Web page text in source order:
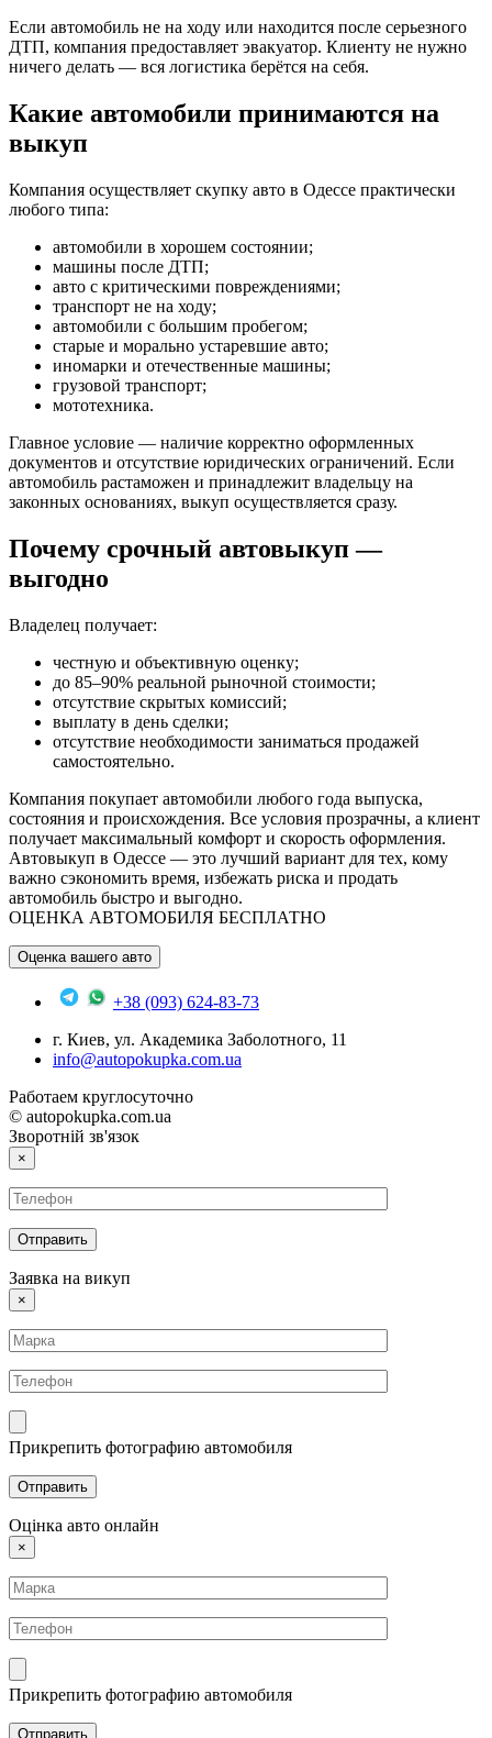
Если автомобиль не на ходу или находится после серьезного
ДТП, компания предоставляет эвакуатор. Клиенту не нужно
ничего делать — вся логистика берётся на себя.
Какие автомобили принимаются на
выкуп
Компания осуществляет скупку авто в Одессе практически
любого типа:
автомобили в хорошем состоянии;
машины после ДТП;
авто с критическими повреждениями;
транспорт не на ходу;
автомобили с большим пробегом;
старые и морально устаревшие авто;
иномарки и отечественные машины;
грузовой транспорт;
мототехника.
Главное условие — наличие корректно оформленных
документов и отсутствие юридических ограничений. Если
автомобиль растаможен и принадлежит владельцу на
законных основаниях, выкуп осуществляется сразу.
Почему срочный автовыкуп —
выгодно
Владелец получает:
честную и объективную оценку;
до 85–90% реальной рыночной стоимости;
отсутствие скрытых комиссий;
выплату в день сделки;
отсутствие необходимости заниматься продажей
самостоятельно.
Компания покупает автомобили любого года выпуска,
состояния и происхождения. Все условия прозрачны, а клиент
получает максимальный комфорт и скорость оформления.
Автовыкуп в Одессе — это лучший вариант для тех, кому
важно сэкономить время, избежать риска и продать
автомобиль быстро и выгодно.
ОЦЕНКА АВТОМОБИЛЯ БЕСПЛАТНО
Оценка вашего авто
+38 (093) 624-83-73
г. Киев, ул. Академика Заболотного, 11
info@autopokupka.com.ua
Работаем круглосуточно
© autopokupka.com.ua
Зворотній зв'язок
×
Заявка на викуп
×
Прикрепить фотографию автомобиля
Оцінка авто онлайн
×
Прикрепить фотографию автомобиля